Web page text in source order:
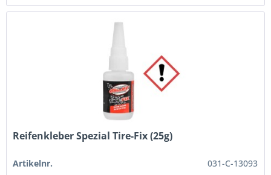
Reifenkleber Spezial Tire-Fix (25g)
Artikelnr. 031-C-13093